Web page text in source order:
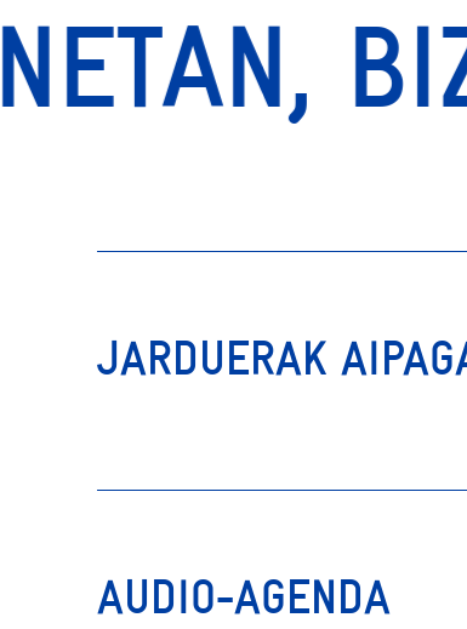
JARDUERAK
AUDIO-AGENDA